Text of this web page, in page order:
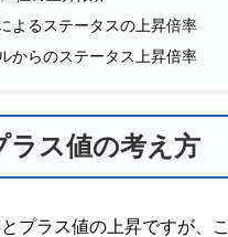
よるステータスの上昇倍率
からのステータス上昇倍率
ラス値の考え方
プラス値の上昇ですが、